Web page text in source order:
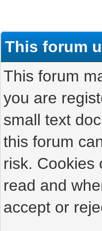
This forum
This forum
you are
small text
this forum
risk. Cookies
read and
accept or